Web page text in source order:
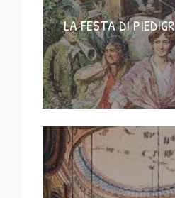
LA FESTA DI